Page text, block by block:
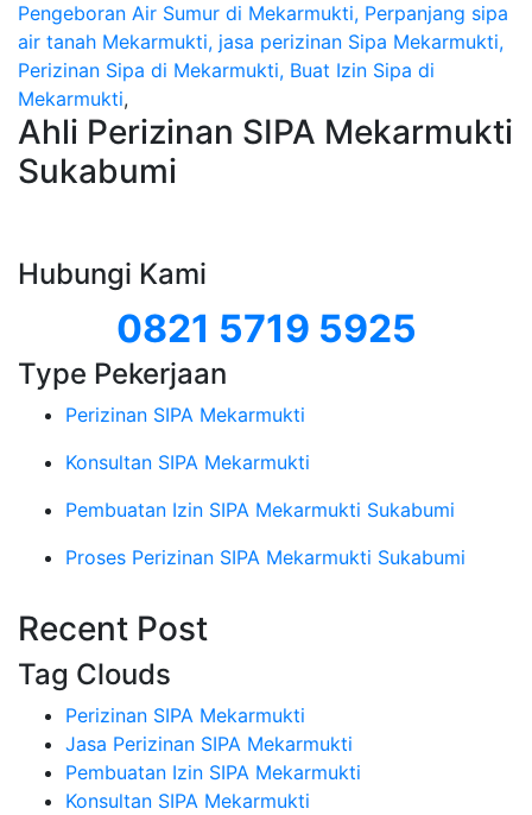
Pengeboran Air Sumur di Mekarmukti, Perpanjang sipa
air tanah Mekarmukti, jasa perizinan Sipa Mekarmukti,
Perizinan Sipa di Mekarmukti, Buat Izin Sipa di
Mekarmukti,
Ahli Perizinan SIPA Mekarmukti
Sukabumi
Hubungi Kami
0821 5719 5925
Type Pekerjaan
Perizinan SIPA Mekarmukti
Konsultan SIPA Mekarmukti
Pembuatan Izin SIPA Mekarmukti Sukabumi
Proses Perizinan SIPA Mekarmukti Sukabumi
Recent Post
Tag Clouds
Perizinan SIPA Mekarmukti
Jasa Perizinan SIPA Mekarmukti
Pembuatan Izin SIPA Mekarmukti
Konsultan SIPA Mekarmukti